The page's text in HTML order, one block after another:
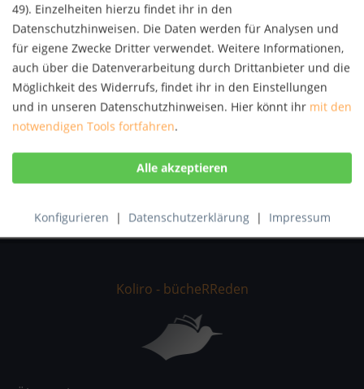
49). Einzelheiten hierzu findet ihr in den
Datenschutzhinweisen. Die Daten werden für Analysen und
für eigene Zwecke Dritter verwendet. Weitere Informationen,
auch über die Datenverarbeitung durch Drittanbieter und die
Möglichkeit des Widerrufs, findet ihr in den Einstellungen
und in unseren Datenschutzhinweisen. Hier könnt ihr mit den
notwendigen Tools fortfahren.
Konfigurieren | Datenschutzerklärung | Impressum
Verlag:
Bremen University Press
Autor:
Fritz Skowronnek
Artikel-Nr.:
KNV54571211
ISBN:
9783955629410
Beschreibung
Bremen-university-press ist Herausgeber von Literatur
zu unterschiedlichen Themengebieten mit...mehr
Bewertungen lesen, schreiben und diskutieren...mehr
Koliro - bücheRReden